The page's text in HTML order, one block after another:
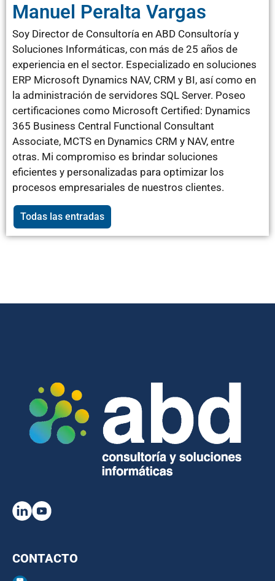
Manuel Peralta Vargas
Soy Director de Consultoría en ABD Consultoría y
Soluciones Informáticas, con más de 25 años de
experiencia en el sector. Especializado en soluciones
ERP Microsoft Dynamics NAV, CRM y BI, así como en
la administración de servidores SQL Server. Poseo
certificaciones como Microsoft Certified: Dynamics
365 Business Central Functional Consultant
Associate, MCTS en Dynamics CRM y NAV, entre
otras. Mi compromiso es brindar soluciones
eficientes y personalizadas para optimizar los
procesos empresariales de nuestros clientes.
Todas las entradas
CONTACTO